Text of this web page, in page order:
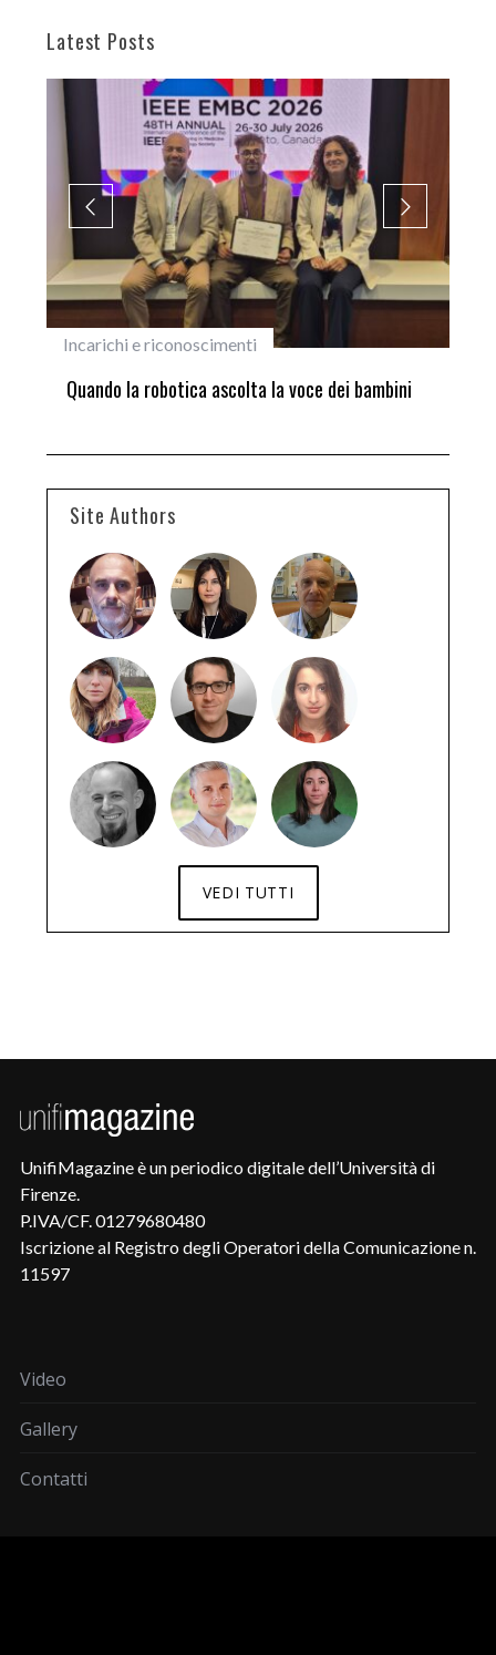
Latest Posts
Incarichi e riconoscimenti
Quando la robotica ascolta la voce dei bambini
Site Authors
VEDI TUTTI
UnifiMagazine è un periodico digitale dell’Università di
Firenze.
P.IVA/CF. 01279680480
Iscrizione al Registro degli Operatori della Comunicazione n.
11597
Video
Gallery
Contatti